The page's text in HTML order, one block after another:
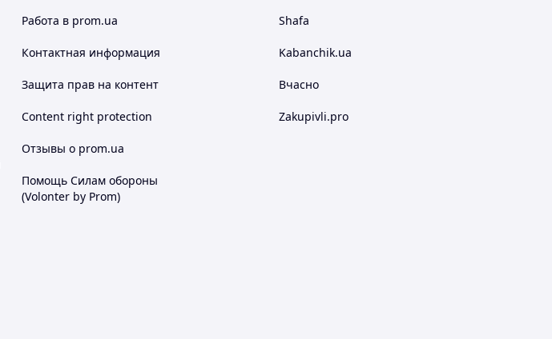
Работа в prom.ua
Контактная информация
Защита прав на контент
Content right protection
Отзывы о prom.ua
Помощь Силам обороны
(Volonter by Prom)
Shafa
Kabanchik.ua
Вчасно
Zakupivli.pro